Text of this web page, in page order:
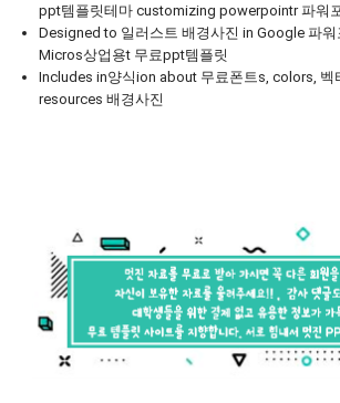
ppt템플릿테마 customizing powerpointr 파워
Designed to 일러스트 배경사진 in Google 파워
Micros상업용t 무료ppt템플릿
Includes in양식ion about 무료폰트s, colors, 벡
resources 배경사진